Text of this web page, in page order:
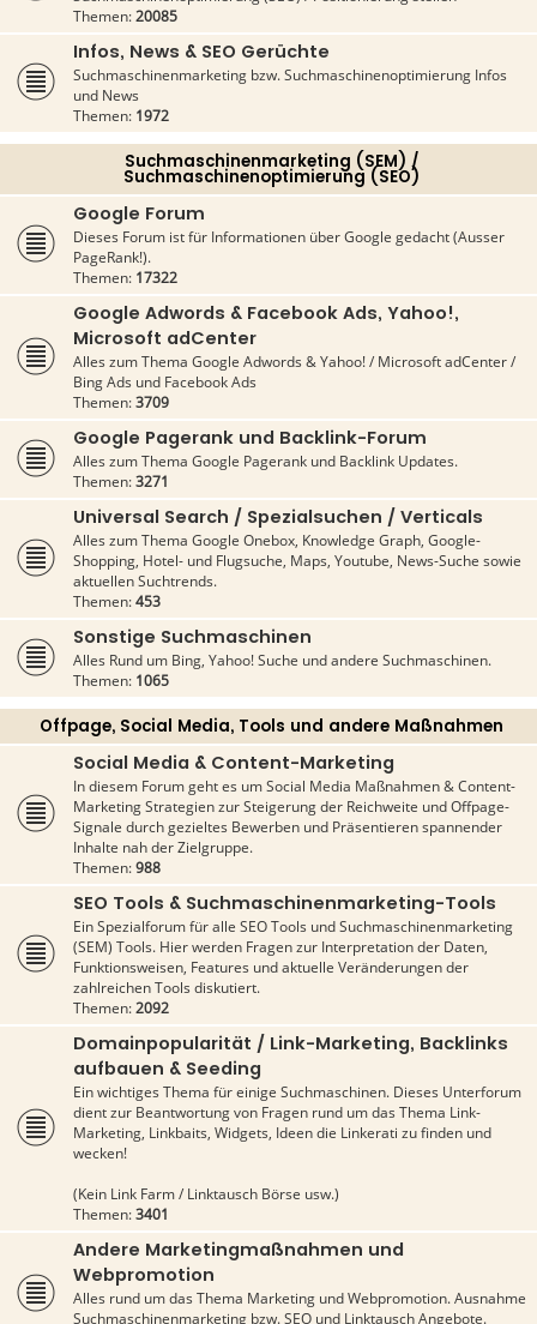
Themen:20085
Infos, News & SEO Gerüchte
Suchmaschinenmarketing bzw. Suchmaschinenoptimierung Infos
und News
Themen: 1972
Suchmaschinenmarketing (SEM) /
Suchmaschinenoptimierung (SEO)
Google Forum
Dieses Forum ist für Informationen über Google gedacht (Ausser
PageRank!).
Themen: 17322
Google Adwords & Facebook Ads, Yahoo!,
Microsoft adCenter
Alles zum Thema Google Adwords & Yahoo! / Microsoft adCenter /
Bing Ads und Facebook Ads
Themen:3709
Google Pagerank und Backlink-Forum
Alles zum Thema Google Pagerank und Backlink Updates.
Themen:3271
Universal Search / Spezialsuchen / Verticals
Alles zum Thema Google Onebox, Knowledge Graph, Google-
Shopping, Hotel- und Flugsuche, Maps, Youtube, News-Suche sowie
aktuellen Suchtrends.
Themen:453
Sonstige Suchmaschinen
Alles Rund um Bing, Yahoo! Suche und andere Suchmaschinen.
Themen: 1065
Offpage, Social Media, Tools und andere Maßnahmen
Social Media & Content-Marketing
In diesem Forum geht es um Social Media Maßnahmen & Content-
Marketing Strategien zur Steigerung der Reichweite und Offpage-
Signale durch gezieltes Bewerben und Präsentieren spannender
Inhalte nah der Zielgruppe.
Themen:988
SEO Tools & Suchmaschinenmarketing-Tools
Ein Spezialforum für alle SEO Tools und Suchmaschinenmarketing
(SEM) Tools. Hier werden Fragen zur Interpretation der Daten,
Funktionsweisen, Features und aktuelle Veränderungen der
zahlreichen Tools diskutiert.
Themen:2092
Domainpopularität / Link-Marketing, Backlinks
aufbauen & Seeding
Ein wichtiges Thema für einige Suchmaschinen. Dieses Unterforum
dient zur Beantwortung von Fragen rund um das Thema Link-
Marketing, Linkbaits, Widgets, Ideen die Linkerati zu finden und
wecken!
(Kein Link Farm / Linktausch Börse usw.)
Themen:3401
Andere Marketingmaßnahmen und
Webpromotion
Alles rund um das Thema Marketing und Webpromotion. Ausnahme
Suchmaschinenmarketing bzw. SEO und Linktausch Angebote.